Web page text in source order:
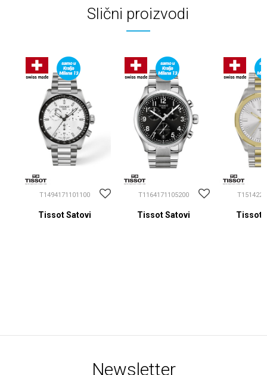
Slični proizvodi
T1494171101100
Tissot Satovi
T1164171105200
Tissot Satovi Tissot
Newsletter